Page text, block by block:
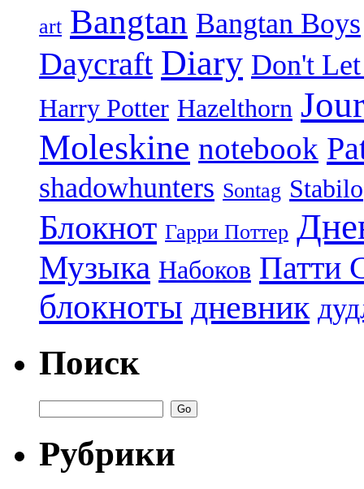
art Bangtan Bangtan Boys
Daycraft Diary Don't
Harry Potter Hazelthorn
Moleskine notebook
shadowhunters Sontag Stabilo
Блокнот Гарри Поттер
Музыка Набоков Патти
блокноты дневник
Поиск
Рубрики